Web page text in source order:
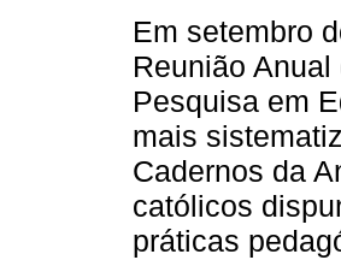
Em setembro
Reunião
Pesquisa em
mais
Cadernos da
católicos
práticas